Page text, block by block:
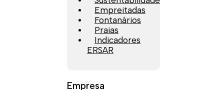
Empreitadas
Fontanários
Praias
Indicadores
ERSAR
Empresa